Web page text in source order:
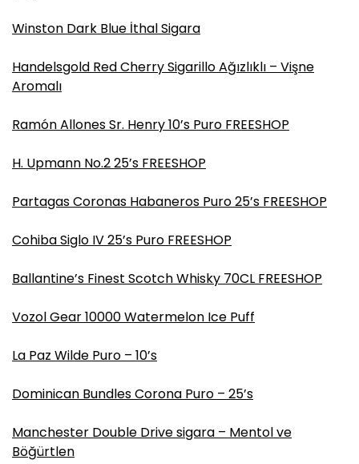
Winston Dark Blue İthal Sigara
Handelsgold Red Cherry Sigarillo Ağızlıklı – Vişne
Aromalı
Ramón Allones Sr. Henry 10’s Puro FREESHOP
H. Upmann No.2 25’s FREESHOP
Partagas Coronas Habaneros Puro 25’s FREESHOP
Cohiba Siglo IV 25’s Puro FREESHOP
Ballantine’s Finest Scotch Whisky 70CL FREESHOP
Vozol Gear 10000 Watermelon Ice Puff
La Paz Wilde Puro – 10’s
Dominican Bundles Corona Puro – 25’s
Manchester Double Drive sigara – Mentol ve
Böğürtlen